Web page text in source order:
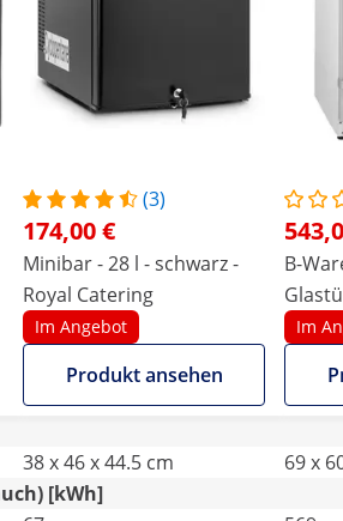
(3)
174,00 €
Minibar - 28 l - schwarz -
Royal Catering
Im Angebot
Produkt ansehen
B-
L
Im
38 x 46 x 44.5 cm 69 x
[kWh]